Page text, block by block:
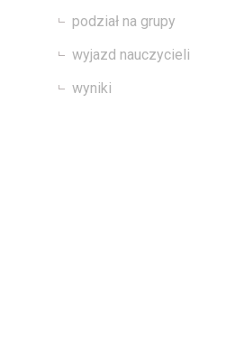
podział na grupy
wyjazd nauczycieli
wyniki